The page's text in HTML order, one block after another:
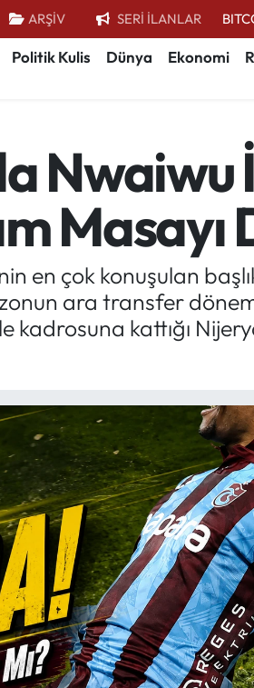
ARŞİV SERİ İLANLAR
Politik Kulis Dünya Ekonomi
Nwaiwu
en çok konuşulan
ara transfer
kattığı